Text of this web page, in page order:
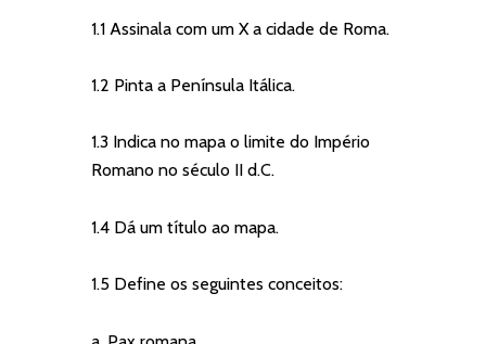
1.1 Assinala com um X a cidade de Roma.
1.2 Pinta a Península Itálica.
1.3 Indica no mapa o limite do Império
Romano no século II d.C.
1.4 Dá um título ao mapa.
1.5 Define os seguintes conceitos: